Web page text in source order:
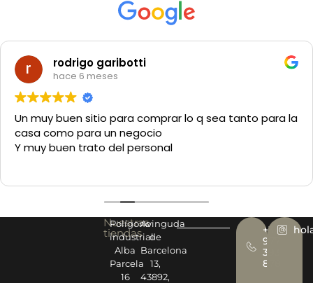
rodrigo garibotti
hace 6 meses
Un muy buen sitio para comprar lo q sea tanto para la
casa como para un negocio
Y muy buen trato del personal
Nuestras
tiendas
Polígono
industrial
Alba
Parcela
16
Avinguda
de
Barcelona
13,
43892,
+34
977
393
878